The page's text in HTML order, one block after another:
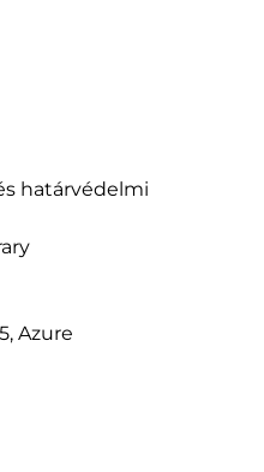
határvédelmi
Azure